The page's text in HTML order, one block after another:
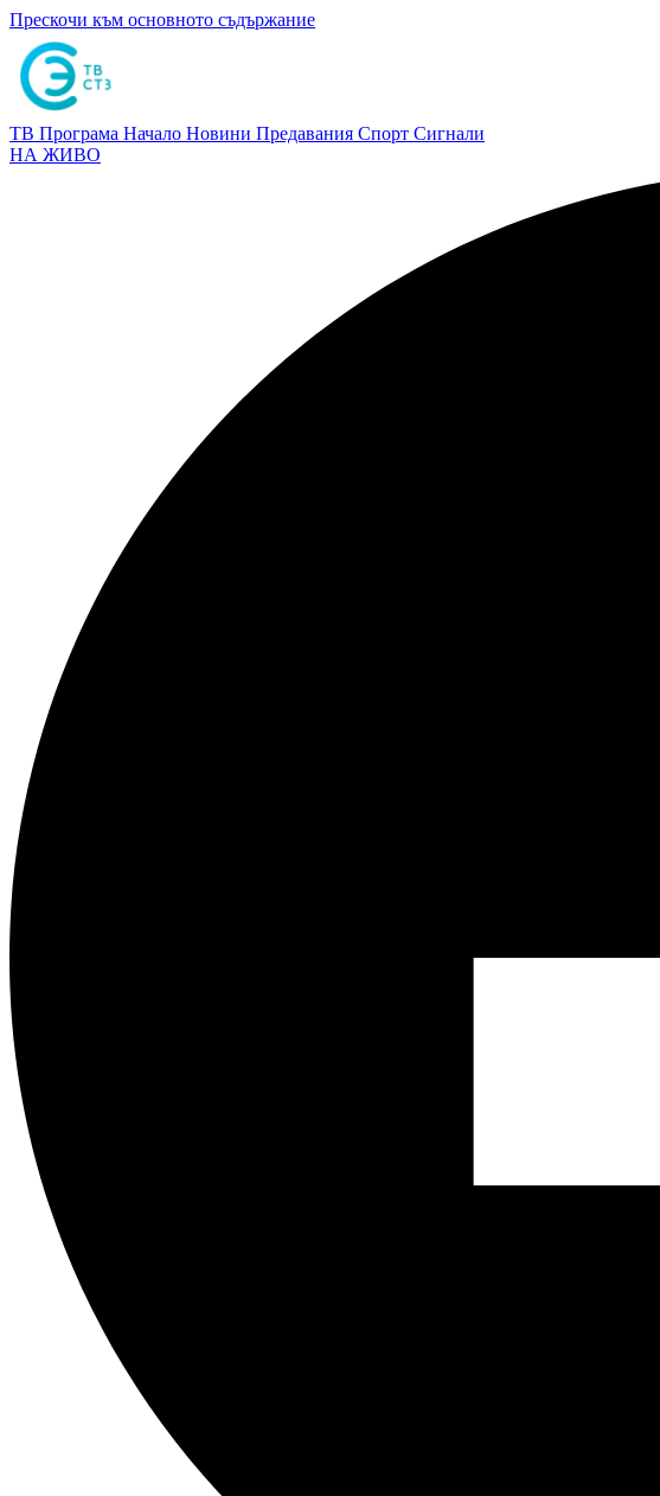
Прескочи към основното съдържание
ТВ Програма Начало Новини Предавания Спорт Сигнали
НА ЖИВО